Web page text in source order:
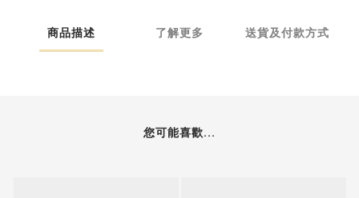
商品描述 了解更多 送貨及付款方式
您可能喜歡...